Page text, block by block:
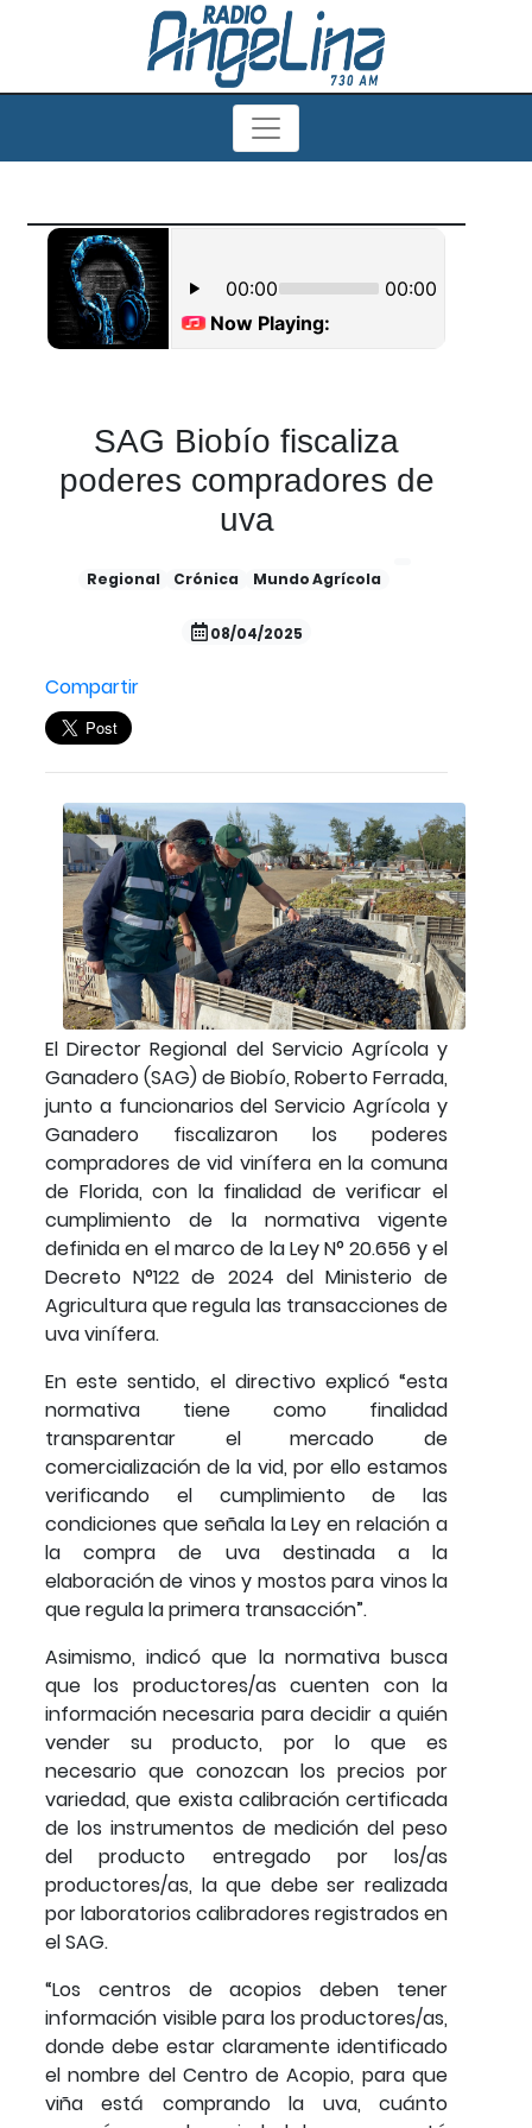
SAG Biobío fiscaliza
poderes compradores de
uva
Regional Crónica Mundo Agrícola
08/04/2025
Compartir
El Director Regional del Servicio Agrícola y
Ganadero (SAG) de Biobío, Roberto Ferrada,
junto a funcionarios del Servicio Agrícola y
Ganadero fiscalizaron los poderes
compradores de vid vinífera en la comuna
de Florida, con la finalidad de verificar el
cumplimiento de la normativa vigente
definida en el marco de la Ley N° 20.656 y el
Decreto N°122 de 2024 del Ministerio de
Agricultura que regula las transacciones de
uva vinífera.
En este sentido, el directivo explicó “esta
normativa tiene como finalidad
transparentar el mercado de
comercialización de la vid, por ello estamos
verificando el cumplimiento de las
condiciones que señala la Ley en relación a
la compra de uva destinada a la
elaboración de vinos y mostos para vinos la
que regula la primera transacción”.
Asimismo, indicó que la normativa busca
que los productores/as cuenten con la
información necesaria para decidir a quién
vender su producto, por lo que es
necesario que conozcan los precios por
variedad, que exista calibración certificada
de los instrumentos de medición del peso
del producto entregado por los/as
productores/as, la que debe ser realizada
por laboratorios calibradores registrados en
el SAG.
“Los centros de acopios deben tener
información visible para los productores/as,
donde debe estar claramente identificado
el nombre del Centro de Acopio, para que
viña está comprando la uva, cuánto